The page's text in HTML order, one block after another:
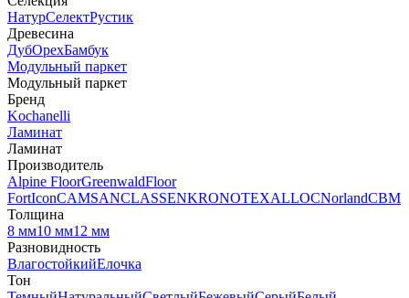
НатурСелектРустик
Древесина
ДубОрехБамбук
Модульный паркет
Модульный паркет
Бренд
Kochanelli
Ламинат
Ламинат
Производитель
Alpine FloorGreenwaldFloor
FortIconCAMSANCLASSENKRONOTEXALLOCNorlandCBM
Толщина
8 мм10 мм12 мм
Разновидность
ВлагостойкийЕлочка
Тон